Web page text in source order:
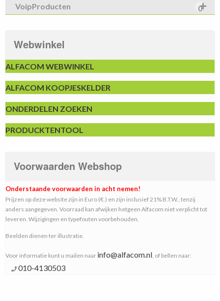
VoipProducten 0
Webwinkel
ALFACOM WEBWINKEL
ALFACOM KOOPJESKELDER
ONDERDELEN ZOEKEN
PRODUCKTENTOOL
Voorwaarden Webshop
Onderstaande voorwaarden in acht nemen!
Prijzen op deze website zijn in Euro (€.) en zijn inclusief 21% B.T.W., tenzij
anders aangegeven. Voorraad kan afwijken hetgeen Alfacom niet verplicht tot
leveren. Wijzigingen en typefouten voorbehouden.
Beelden dienen ter illustratie.
Voor informatie kunt u mailen naar info@alfacom.nl, of bellen naar:
010-4130503